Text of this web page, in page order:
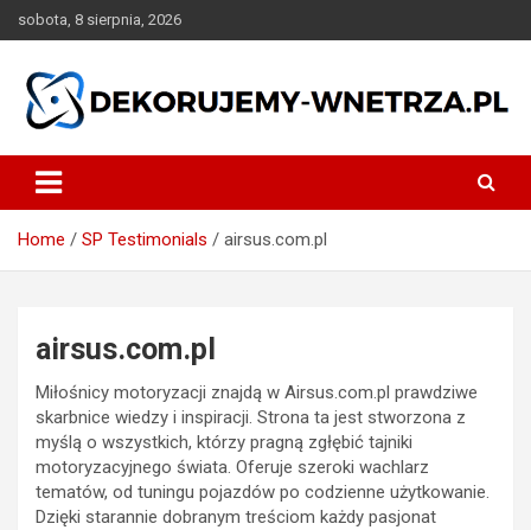
to
sobota, 8 sierpnia, 2026
dekorujemy-wnetrza.pl
Home SP Testimonials airsus.com.pl
airsus.com.pl
Miłośnicy motoryzacji znajdą w Airsus.com.pl prawdziwe
skarbnice wiedzy i inspiracji. Strona ta jest stworzona z
myślą o wszystkich, którzy pragną zgłębić tajniki
motoryzacyjnego świata. Oferuje szeroki wachlarz
tematów, od tuningu pojazdów po codzienne użytkowanie.
Dzięki starannie dobranym treściom każdy pasjonat